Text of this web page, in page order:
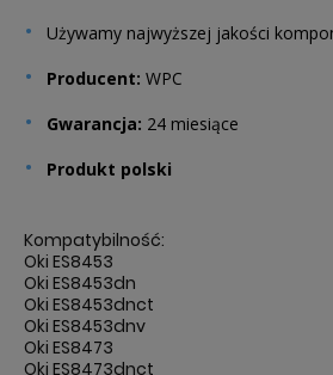
Używamy najwyższej jakości
Producent: WPC
Gwarancja: 24 miesiące
Produkt polski
Kompatybilność:
Oki ES8453
Oki ES8453dn
Oki ES8453dnct
Oki ES8453dnv
Oki ES8473
Oki ES8473dnct